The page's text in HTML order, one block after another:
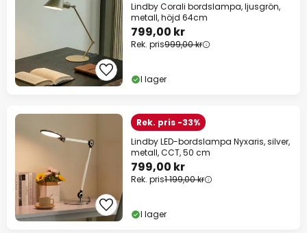
Lindby Corali bordslampa, ljusgrön,
metall, höjd 64cm
799,00 kr
Rek. pris999,00 kr
I lager
Rek. pris -33%
Lindby LED-bordslampa Nyxaris, silver,
metall, CCT, 50 cm
799,00 kr
Rek. pris1 199,00 kr
I lager